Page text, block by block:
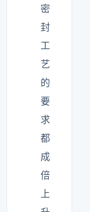
密
封
工
艺
的
要
求
都
成
倍
上